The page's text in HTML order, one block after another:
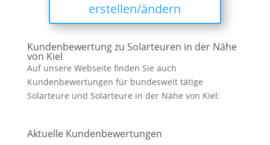
erstellen/ändern
Kundenbewertung zu Solarteuren in der Nähe
von Kiel
Auf unsere Webseite finden Sie auch
Kundenbewertungen für bundesweit tätige
Solarteure und Solarteure in der Nähe von Kiel:
Aktuelle Kundenbewertungen